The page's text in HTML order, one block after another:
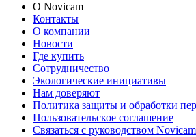
О Novicam
Контакты
О компании
Новости
Где купить
Сотрудничество
Экологические инициативы
Нам доверяют
Политика защиты и обработки
Пользовательское соглашение
Связаться с руководством Novicam